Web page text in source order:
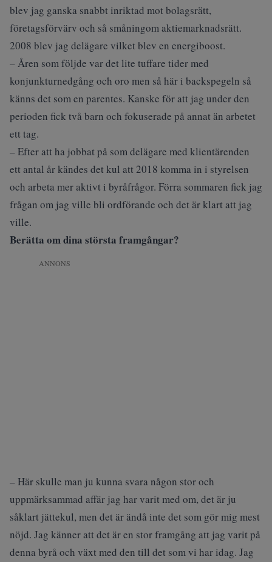
blev jag ganska snabbt inriktad mot bolagsrätt,
företagsförvärv och så småningom aktiemarknadsrätt.
2008 blev jag delägare vilket blev en energiboost.
– Åren som följde var det lite tuffare tider med
konjunkturnedgång och oro men så här i backspegeln så
känns det som en parentes. Kanske för att jag under den
perioden fick två barn och fokuserade på annat än arbetet
ett tag.
– Efter att ha jobbat på som delägare med klientärenden
ett antal år kändes det kul att 2018 komma in i styrelsen
och arbeta mer aktivt i byråfrågor. Förra sommaren fick jag
frågan om jag ville bli ordförande och det är klart att jag
ville.
Berätta om dina största framgångar?
ANNONS
– Här skulle man ju kunna svara någon stor och
uppmärksammad affär jag har varit med om, det är ju
såklart jättekul, men det är ändå inte det som gör mig mest
nöjd. Jag känner att det är en stor framgång att jag varit på
denna byrå och växt med den till det som vi har idag. Jag